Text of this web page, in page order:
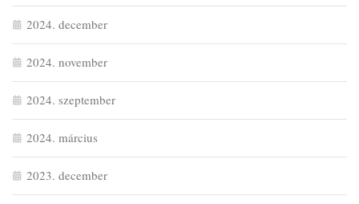
2024. december
2024. november
2024. szeptember
2024. március
2023. december